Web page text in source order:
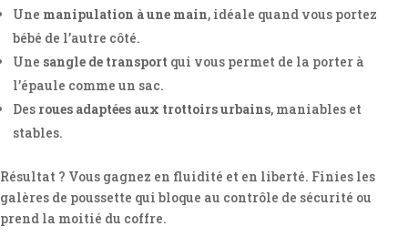
Une manipulation à une main, idéale quand vous portez
bébé de l’autre côté.
Une sangle de transport qui vous permet de la porter à
l’épaule comme un sac.
Des roues adaptées aux trottoirs urbains, maniables et
stables.
Résultat ? Vous gagnez en fluidité et en liberté. Finies les
galères de poussette qui bloque au contrôle de sécurité ou
prend la moitié du coffre.